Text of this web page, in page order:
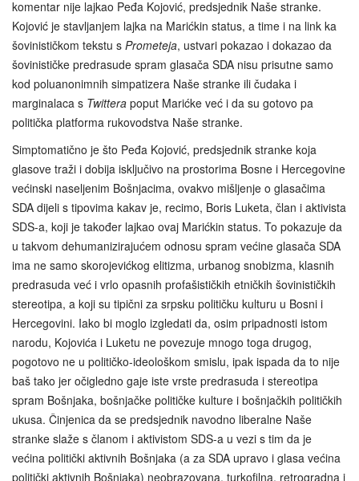
komentar nije lajkao Peđa Kojović, predsjednik Naše stranke.
Kojović je stavljanjem lajka na Marićkin status, a time i na link ka
šovinističkom tekstu s Prometeja, ustvari pokazao i dokazao da
šovinističke predrasude spram glasača SDA nisu prisutne samo
kod poluanonimnih simpatizera Naše stranke ili čudaka i
marginalaca s Twittera poput Marićke već i da su gotovo pa
politička platforma rukovodstva Naše stranke.
Simptomatično je što Peđa Kojović, predsjednik stranke koja
glasove traži i dobija isključivo na prostorima Bosne i Hercegovine
većinski naseljenim Bošnjacima, ovakvo mišljenje o glasačima
SDA dijeli s tipovima kakav je, recimo, Boris Luketa, član i aktivista
SDS-a, koji je također lajkao ovaj Marićkin status. To pokazuje da
u takvom dehumanizirajućem odnosu spram većine glasača SDA
ima ne samo skorojevićkog elitizma, urbanog snobizma, klasnih
predrasuda već i vrlo opasnih profašističkih etničkih šovinističkih
stereotipa, a koji su tipični za srpsku političku kulturu u Bosni i
Hercegovini. Iako bi moglo izgledati da, osim pripadnosti istom
narodu, Kojovića i Luketu ne povezuje mnogo toga drugog,
pogotovo ne u političko-ideološkom smislu, ipak ispada da to nije
baš tako jer očigledno gaje iste vrste predrasuda i stereotipa
spram Bošnjaka, bošnjačke političke kulture i bošnjačkih političkih
ukusa. Činjenica da se predsjednik navodno liberalne Naše
stranke slaže s članom i aktivistom SDS-a u vezi s tim da je
većina politički aktivnih Bošnjaka (a za SDA upravo i glasa većina
politički aktivnih Bošnjaka) neobrazovana, turkofilna, retrogradna i